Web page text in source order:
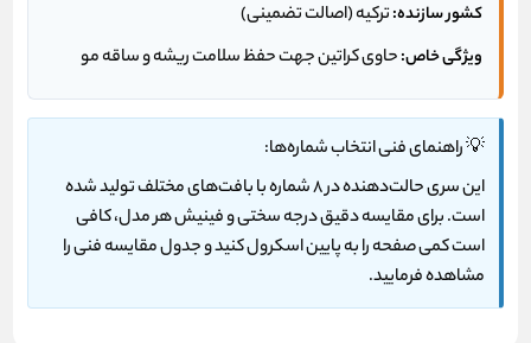
کشور سازنده:ترکیه (اصالت تضمینی)
ویژگی خاص:حاوی کراتین جهت حفظ سلامت ریشه و ساقه مو
💡 راهنمای فنی انتخاب شماره‌ها:
این سری حالت‌دهنده در ۸ شماره با بافت‌های مختلف تولید شده
است. برای مقایسه دقیق درجه سختی و فینیش هر مدل، کافی
است کمی صفحه را به پایین اسکرول کنید وجدول مقایسه فنیرا
مشاهده فرمایید.